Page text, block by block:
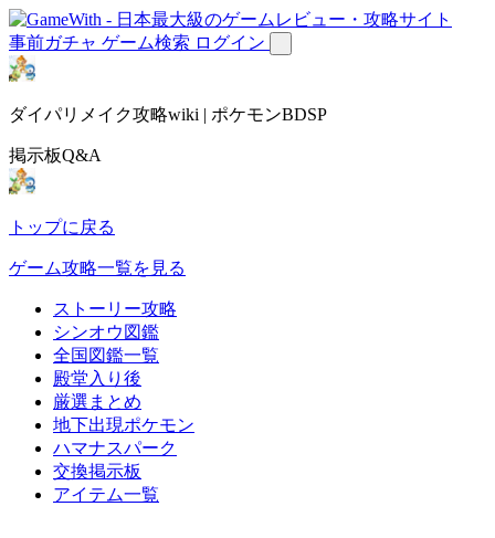
事前ガチャ ゲーム検索 ログイン
ダイパリメイク攻略wiki | ポケモンBDSP
掲示板Q&A
トップに戻る
ゲーム攻略一覧を見る
ストーリー攻略
シンオウ図鑑
全国図鑑一覧
殿堂入り後
厳選まとめ
地下出現ポケモン
ハマナスパーク
交換掲示板
アイテム一覧